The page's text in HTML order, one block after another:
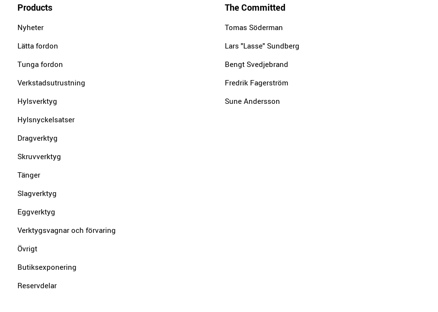
Products
Nyheter
Lätta fordon
Tunga fordon
Verkstadsutrustning
Hylsverktyg
Hylsnyckelsatser
Dragverktyg
Skruvverktyg
Tänger
Slagverktyg
Eggverktyg
Verktygsvagnar och förvaring
Övrigt
Butiksexponering
Reservdelar
The Committed
Tomas Söderman
Lars "Lasse" Sundberg
Bengt Svedjebrand
Fredrik Fagerström
Sune Andersson